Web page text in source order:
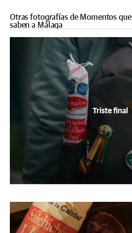
Otras fotografías de Momentos que
saben a Málaga
Triste final